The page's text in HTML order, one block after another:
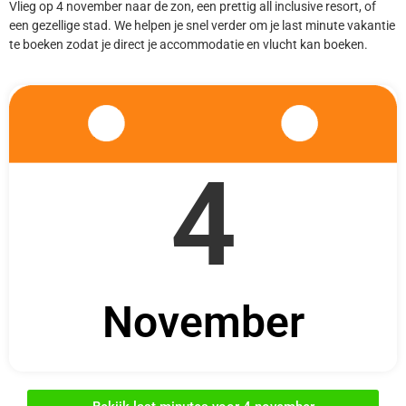
Vlieg op 4 november naar de zon, een prettig all inclusive resort, of
een gezellige stad. We helpen je snel verder om je last minute vakantie
te boeken zodat je direct je accommodatie en vlucht kan boeken.
4
November